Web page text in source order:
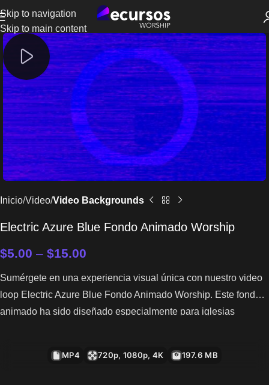
Skip to navigation
Skip to main content
Inicio Video Video Backgrounds
Electric Azure Blue Fondo Animado Worship
$5.00 – $15.00
Sumérgete en una experiencia visual única con nuestro video
loop Electric Azure Blue Fondo Animado Worship. Este fondo
animado ha sido diseñado especialmente para iglesias
envolvente que inspirará a la congregación.
MP4 720p, 1080p, 4K 197.6 MB